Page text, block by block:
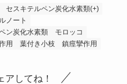
セスキテルペン炭化水素類(+)
ノート
ン炭化水素類
モロッコ
用 葉付き小枝 鎮痙攣作用
アしてね！